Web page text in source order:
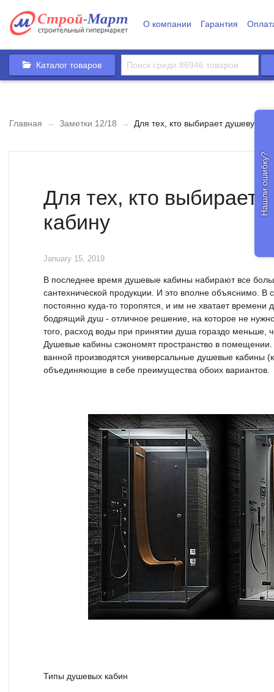
О компании Гарантия
Каталог товаров
Главная → Заметки 12/18 → Для тех, кто выбирает душевую
Для тех, кто выбирает
кабину
January 15, 2019
В последнее время душевые кабины набирают все
сантехнической продукции. И это вполне объяснимо.
постоянно куда-то торопятся, и им не хватает времени
бодрящий душ - отличное решение, на которое не
того, расход воды при принятии душа гораздо меньше,
Душевые кабины сэкономят пространство в
ванной производятся универсальные душевые кабины
объединяющие в себе преимущества обоих вариантов.
Типы душевых кабин
Нашли ошибку?